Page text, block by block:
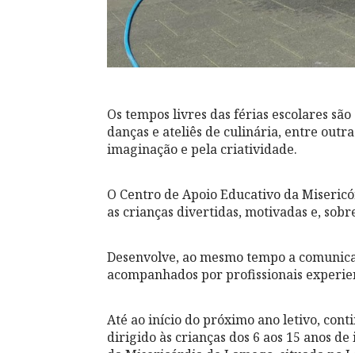
Os tempos livres das férias escolares
danças e ateliês de culinária, entre
imaginação e pela criatividade.
O Centro de Apoio Educativo da
as crianças divertidas, motivadas e,
Desenvolve, ao mesmo tempo a
acompanhados por profissionais
Até ao início do próximo ano letivo,
dirigido às crianças dos 6 aos 15 anos